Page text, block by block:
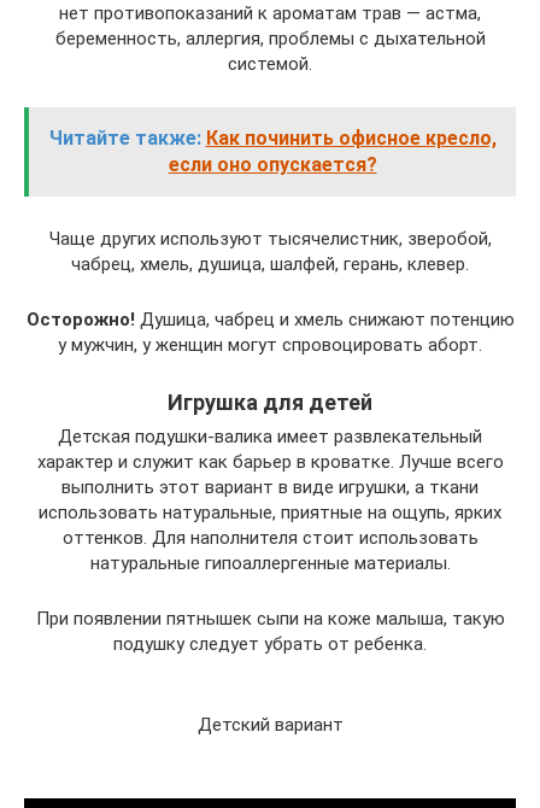
нет противопоказаний к ароматам трав — астма,
беременность, аллергия, проблемы с дыхательной
системой.
Читайте также: Как починить офисное кресло,
если оно опускается?
Чаще других используют тысячелистник, зверобой,
чабрец, хмель, душица, шалфей, герань, клевер.
Осторожно! Душица, чабрец и хмель снижают потенцию
у мужчин, у женщин могут спровоцировать аборт.
Игрушка для детей
Детская подушки-валика имеет развлекательный
характер и служит как барьер в кроватке. Лучше всего
выполнить этот вариант в виде игрушки, а ткани
использовать натуральные, приятные на ощупь, ярких
оттенков. Для наполнителя стоит использовать
натуральные гипоаллергенные материалы.
При появлении пятнышек сыпи на коже малыша, такую
подушку следует убрать от ребенка.
Детский вариант